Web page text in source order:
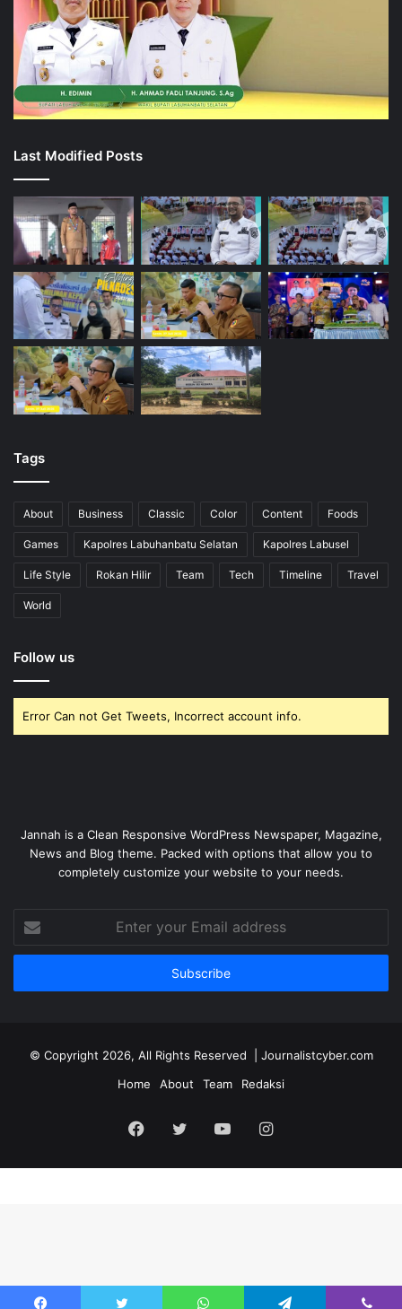
Last Modified Posts
Tags
About Business Classic Color Content Foods
Games Kapolres Labuhanbatu Selatan Kapolres Labusel
Life Style Rokan Hilir Team Tech Timeline Travel
World
Follow us
Error Can not Get Tweets, Incorrect account info.
Jannah is a Clean Responsive WordPress Newspaper, Magazine,
News and Blog theme. Packed with options that allow you to
completely customize your website to your needs.
your
Email
© Copyright 2026, All Rights Reserved | Journalistcyber.com
Home
About Team Redaksi
Facebook
TwitterYouTubeInstagram